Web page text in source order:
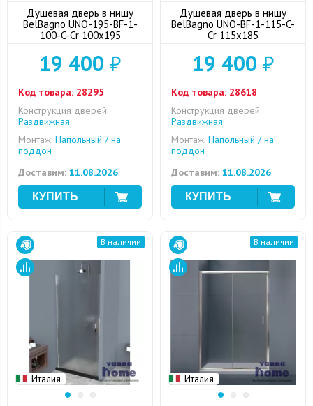
Душевая дверь в нишу
BelBagno UNO-195-BF-1-
100-C-Cr 100x195
19 400 ₽
Код товара: 28295
Конструкция дверей:
Раздвижная
Монтаж: Напольный / на
поддон
Доставим: 11.08.2026
Душевая дверь в нишу
BelBagno UNO-BF-1-115-C-
Cr 115x185
19 400 ₽
Код товара: 28618
Конструкция дверей:
Раздвижная
Монтаж: Напольный / на
поддон
Доставим: 11.08.2026
Италия
В наличии
Италия
В наличии